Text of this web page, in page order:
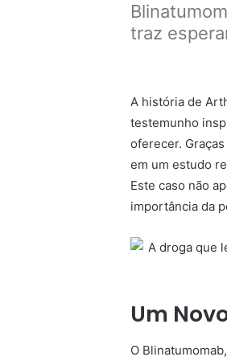
traz
A história de
testemunho
oferecer.
em um estudo
Este caso não
importância da
Um
O